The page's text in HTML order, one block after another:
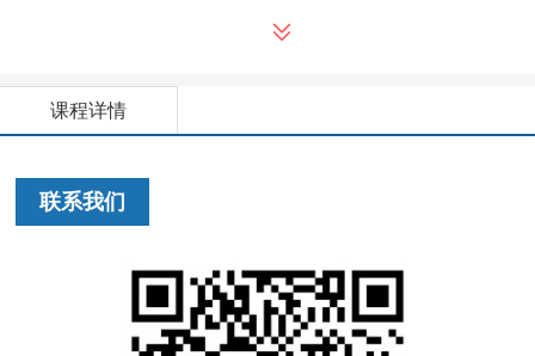
课程详情
联系我们